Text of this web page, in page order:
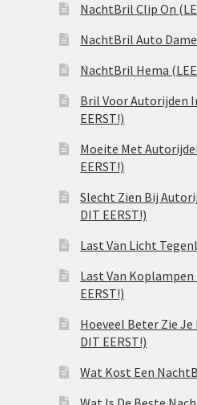
NachtBril Clip On
NachtBril Auto
NachtBril Hema
Bril Voor Autorijden
EERST!)
Moeite Met
EERST!)
Slecht Zien Bij
DIT EERST!)
Last Van Licht
Last Van
EERST!)
Hoeveel Beter Zie
DIT EERST!)
Wat Kost Een